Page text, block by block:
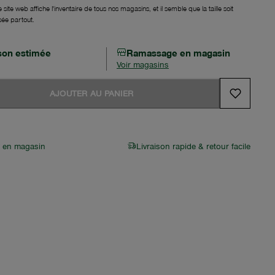
site web affiche l'inventaire de tous nos magasins, et il semble que la taille soit
partout.
estimée Ramassage en magasin
Voir magasins
AJOUTER AU PANIER
en magasin Livraison rapide & retour facile